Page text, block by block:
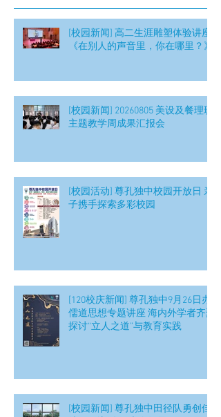
[校园新闻] 高二生涯雕塑体验讲座
《在别人的声音里，你在哪里？》
[校园新闻] 20260805 美设及餐理班
主题教学周成果汇报会
[校园活动] 尊孔独中校园开放日 亲
子携手探索多彩校园
[120校庆新闻] 尊孔独中9月26日办
儒道思想专题讲座 海内外学者齐聚
探讨“立人之道”与教育实践
[校园新闻] 尊孔独中田径队勇创佳